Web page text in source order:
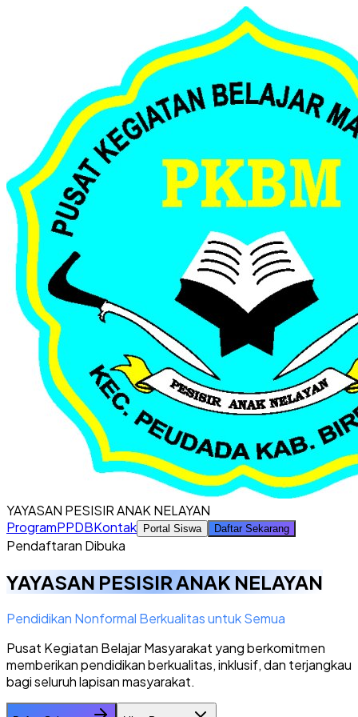
YAYASAN PESISIR ANAK NELAYAN
ProgramPPDBKontak Portal Siswa Daftar Sekarang
Pendaftaran Dibuka
YAYASAN PESISIR ANAK NELAYAN
Pendidikan Nonformal Berkualitas untuk Semua
Pusat Kegiatan Belajar Masyarakat yang berkomitmen
memberikan pendidikan berkualitas, inklusif, dan terjangkau
bagi seluruh lapisan masyarakat.